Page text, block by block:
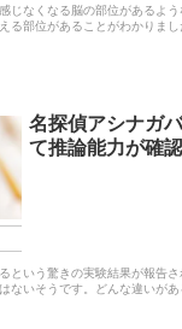
じなくなる脳の部位があるよ
る部位があることがわかりま
名探偵アシナガ
て推論能力が確
という驚きの実験結果が報告
ないそうです。どんな違いがあ